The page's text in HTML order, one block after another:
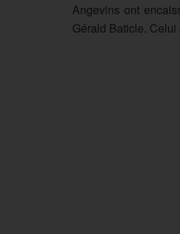
Angevins ont
Gérald Baticle. Celui